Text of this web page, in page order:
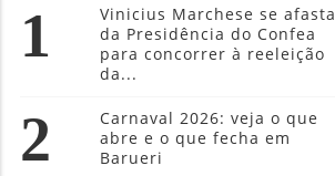
1
Vinicius Marchese se afasta
da Presidência do Confea
para concorrer à reeleição
da...
2
Carnaval 2026: veja o que
abre e o que fecha em
Barueri